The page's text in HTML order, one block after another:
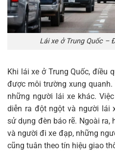
Lái xe ở Trung Quốc –
Khi lái xe ở Trung Quốc, điều
được môi trường xung
những người lái xe khác.
diễn ra đột ngột và người lái
sử dụng đèn báo rẽ. Ngoài
và người đi xe đạp, những
cũng tuân theo tín hiệu giao